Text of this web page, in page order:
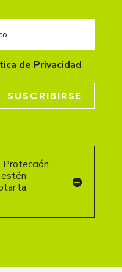
de Privacidad
SUSCRIBIRSE
Protección
la